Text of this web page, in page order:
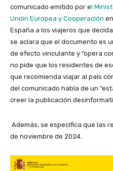
comunicado emitido por el
Unión Europea y Cooperación
España a los viajeros que
se aclara que el documento es
de efecto vinculante y “opera
no pide que los residentes de
que recomienda viajar al país
del comunicado habla de un
creer la publicación
Además, se especifica que las
de noviembre de 2024.